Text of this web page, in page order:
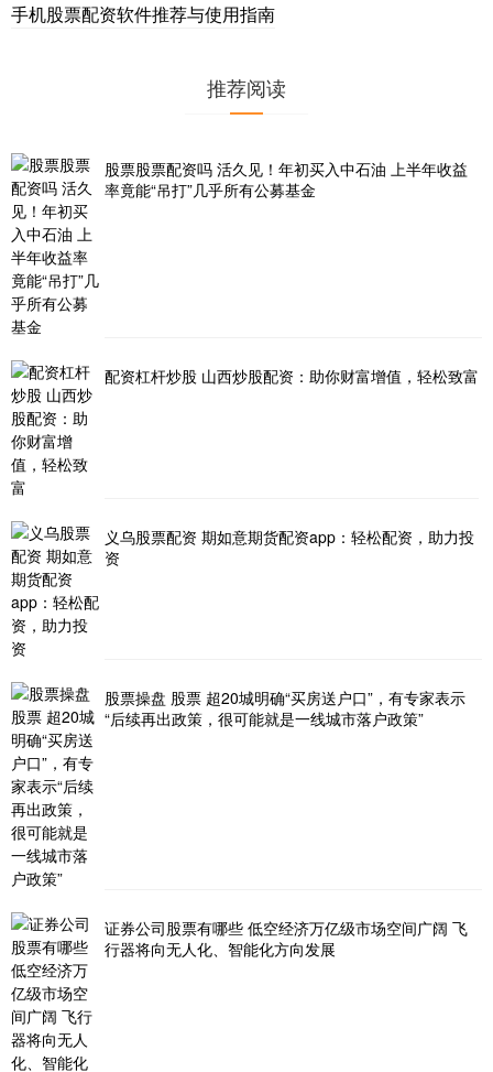
手机股票配资软件推荐与使用指南
推荐阅读
股票股票配资吗 活久见！年初买入中石油 上半年收益
率竟能“吊打”几乎所有公募基金
配资杠杆炒股 山西炒股配资：助你财富增值，轻松致富
义乌股票配资 期如意期货配资app：轻松配资，助力投
资
股票操盘 股票 超20城明确“买房送户口”，有专家表示
“后续再出政策，很可能就是一线城市落户政策”
证券公司股票有哪些 低空经济万亿级市场空间广阔 飞
行器将向无人化、智能化方向发展